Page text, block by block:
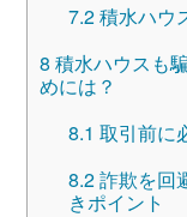
7.2積水ハウ
8 積水ハウスも
めには？
8.1 取引前に
8.2詐欺を回
きポイント